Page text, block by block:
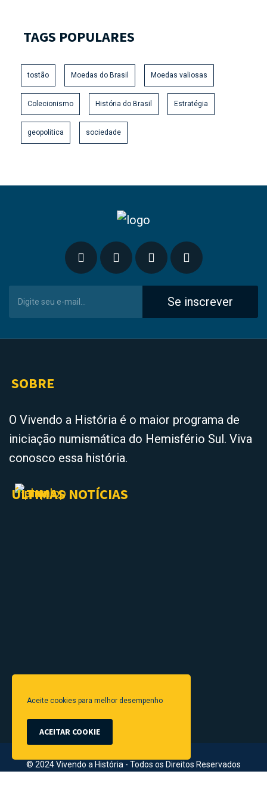
TAGS POPULARES
tostão Moedas do Brasil Moedas valiosas
Colecionismo História do Brasil Estratégia
geopolitica sociedade
Se inscrever
SOBRE
O Vivendo a História é o maior programa de
iniciação numismática do Hemisfério Sul. Viva
conosco essa história.
ÚLTIMAS NOTÍCIAS
© 2024 Vivendo a História - Todos os Direitos Reservados
Aceite cookies para melhor desempenho
ACEITAR COOKIE